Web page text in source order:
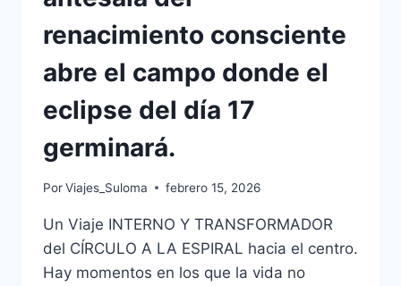
renacimiento consciente
abre el campo donde el
eclipse del día 17
germinará.
PorViajes_Suloma febrero 15, 2026
Un Viaje INTERNO Y TRANSFORMADOR
del CÍRCULO A LA ESPIRAL hacia el centro.
Hay momentos en los que la vida no